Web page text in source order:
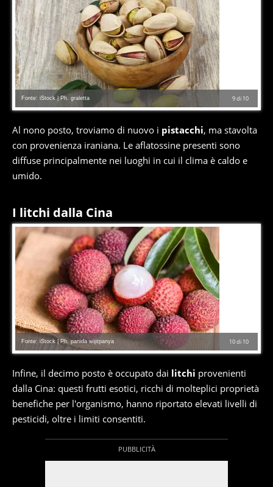
9di 10
Fonte: iStock | Ph. graletta
Al nono posto, troviamo di nuovo i pistacchi, ma stavolta
con provenienza iraniana. Le aflatossine presenti sono
diffuse principalmente nei luoghi in cui il clima è caldo e
umido.
I litchi dalla Cina
10di 10
Fonte: iStock | Ph. panida wijitpanya
Infine, il decimo posto è occupato dai litchi provenienti
dalla Cina: questi frutti esotici, ricchi di molteplici proprietà
benefiche per l'organismo, hanno riportato elevati livelli di
pesticidi, oltre i limiti consentiti.